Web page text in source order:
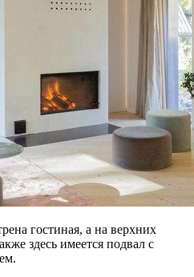
гостиная, а на верхних
здесь имеется подвал с